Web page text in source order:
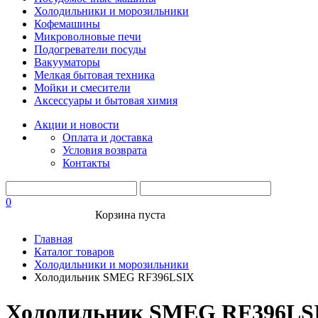
Холодильники и морозильники
Кофемашины
Микроволновые печи
Подогреватели посуды
Вакууматоры
Мелкая бытовая техника
Мойки и смесители
Аксессуары и бытовая химия
Акции и новости
Оплата и доставка
Условия возврата
Контакты
0
Корзина пуста
Главная
Каталог товаров
Холодильники и морозильники
Холодильник SMEG RF396LSIX
Холодильник SMEG